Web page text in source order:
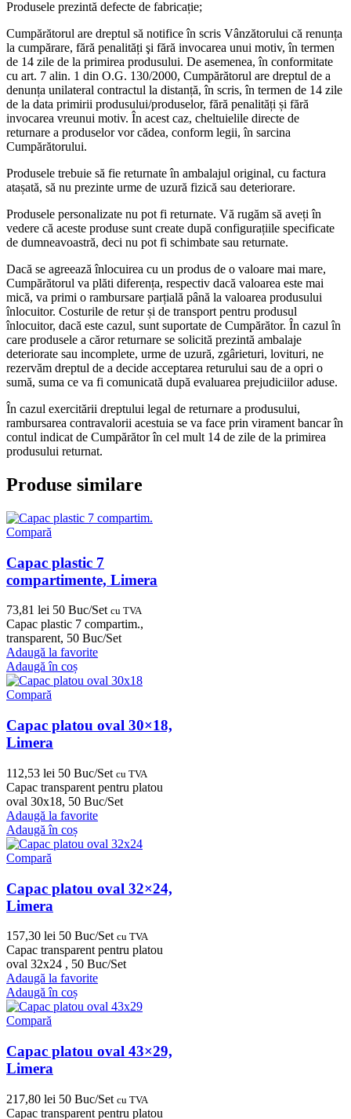
Produsele prezintă defecte de fabricație;
Cumpărătorul are dreptul să notifice în scris Vânzătorului că renunța
la cumpărare, fără penalități şi fără invocarea unui motiv, în termen
de 14 zile de la primirea produsului. De asemenea, în conformitate
cu art. 7 alin. 1 din O.G. 130/2000, Cumpărătorul are dreptul de a
denunța unilateral contractul la distanță, în scris, în termen de 14 zile
de la data primirii produsului/produselor, fără penalități și fără
invocarea vreunui motiv. În acest caz, cheltuielile directe de
returnare a produselor vor cădea, conform legii, în sarcina
Cumpărătorului.
Produsele trebuie să fie returnate în ambalajul original, cu factura
atașată, să nu prezinte urme de uzură fizică sau deteriorare.
Produsele personalizate nu pot fi returnate. Vă rugăm să aveți în
vedere că aceste produse sunt create după configurațiile specificate
de dumneavoastră, deci nu pot fi schimbate sau returnate.
Dacă se agreează înlocuirea cu un produs de o valoare mai mare,
Cumpărătorul va plăti diferența, respectiv dacă valoarea este mai
mică, va primi o rambursare parțială până la valoarea produsului
înlocuitor. Costurile de retur și de transport pentru produsul
înlocuitor, dacă este cazul, sunt suportate de Cumpărător. În cazul în
care produsele a căror returnare se solicită prezintă ambalaje
deteriorate sau incomplete, urme de uzură, zgârieturi, lovituri, ne
rezervăm dreptul de a decide acceptarea returului sau de a opri o
sumă, suma ce va fi comunicată după evaluarea prejudiciilor aduse.
În cazul exercitării dreptului legal de returnare a produsului,
rambursarea contravalorii acestuia se va face prin virament bancar în
contul indicat de Cumpărător în cel mult 14 de zile de la primirea
produsului returnat.
Produse similare
Compară
Capac plastic 7
compartimente, Limera
73,81 lei 50 Buc/Set cu TVA
Capac plastic 7 compartim.,
transparent, 50 Buc/Set
Adaugă la favorite
Adaugă în coș
Compară
Capac platou oval 30×18,
Limera
112,53 lei 50 Buc/Set cu TVA
Capac transparent pentru platou
oval 30x18, 50 Buc/Set
Adaugă la favorite
Adaugă în coș
Compară
Capac platou oval 32×24,
Limera
157,30 lei 50 Buc/Set cu TVA
Capac transparent pentru platou
oval 32x24 , 50 Buc/Set
Adaugă la favorite
Adaugă în coș
Compară
Capac platou oval 43×29,
Limera
217,80 lei 50 Buc/Set cu TVA
Capac transparent pentru platou